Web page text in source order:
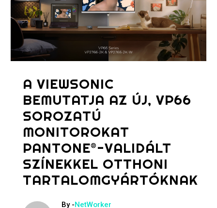
A VIEWSONIC
BEMUTATJA AZ ÚJ, VP66
SOROZATÚ
MONITOROKAT
PANTONE®-VALIDÁLT
SZÍNEKKEL OTTHONI
TARTALOMGYÁRTÓKNAK
By -NetWorker